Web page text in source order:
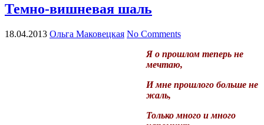
Темно-вишневая шаль
18.04.2013 Ольга Маковецкая No Comments
Я о прошлом теперь не
мечтаю,
И мне прошлого больше не
жаль,
Только много и много